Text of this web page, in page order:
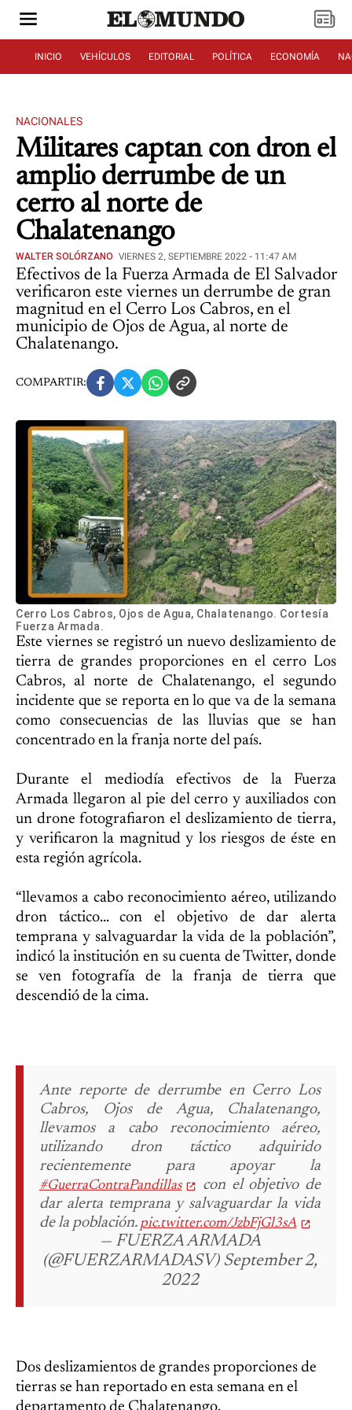
INICIO VEHÍCULOS EDITORIAL POLÍTICA ECONOMÍA
NACIONALES
Militares captan con dron el
amplio derrumbe de un
cerro al norte de
Chalatenango
WALTER SOLÓRZANO VIERNES 2, SEPTIEMBRE 2022 - 11:47 AM
Efectivos de la Fuerza Armada de El Salvador
verificaron este viernes un derrumbe de gran
magnitud en el Cerro Los Cabros, en el
municipio de Ojos de Agua, al norte de
Chalatenango.
COMPARTIR:
Cerro Los Cabros, Ojos de Agua, Chalatenango. Cortesía
Fuerza Armada.
Este viernes se registró un nuevo deslizamiento de
tierra de grandes proporciones en el cerro Los
Cabros, al norte de Chalatenango, el segundo
incidente que se reporta en lo que va de la semana
como consecuencias de las lluvias que se han
concentrado en la franja norte del país.
Durante el mediodía efectivos de la Fuerza
Armada llegaron al pie del cerro y auxiliados con
un drone fotografiaron el deslizamiento de tierra,
y verificaron la magnitud y los riesgos de éste en
esta región agrícola.
“llevamos a cabo reconocimiento aéreo, utilizando
dron táctico... con el objetivo de dar alerta
temprana y salvaguardar la vida de la población”,
indicó la institución en su cuenta de Twitter, donde
se ven fotografía de la franja de tierra que
descendió de la cima.
Ante reporte de derrumbe en Cerro Los
Cabros, Ojos de Agua, Chalatenango,
llevamos a cabo reconocimiento aéreo,
utilizando dron táctico adquirido
recientemente para apoyar la
#GuerraContraPandillas
con el objetivo de
dar alerta temprana y salvaguardar la vida
de la población. pic.twitter.com/JzbFjGl3sA
— FUERZA ARMADA
(@FUERZARMADASV) September 2,
2022
Dos deslizamientos de grandes proporciones de
tierras se han reportado en esta semana en el